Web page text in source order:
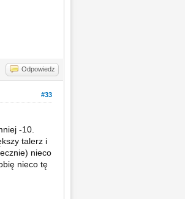
Odpowiedz
#33
-10.
talerz i
nieco
nieco tę